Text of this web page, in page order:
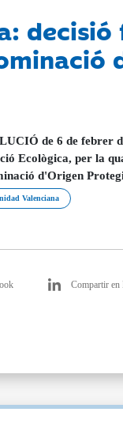
de 6 de febrer
Ecològica, per la
d'Origen
Valenciana
Compartir en